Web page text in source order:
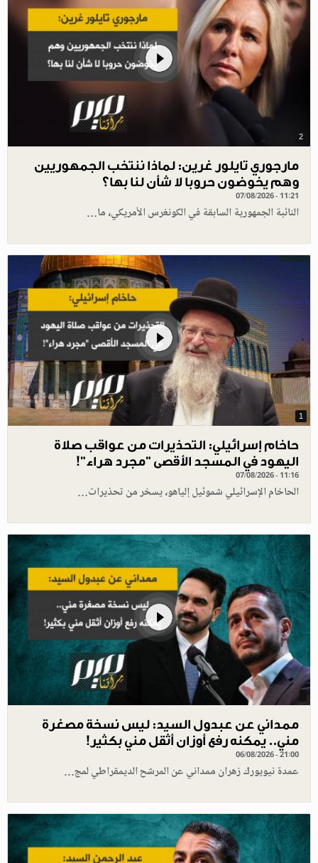
2
مارجوري تايلور غرين: لماذا ننتخب الجمهوريين
وهم يخوضون حروبا لا شأن لنا بها؟
07/08/2026 - 11:21
النائبة الجمهورية السابقة في الكونغرس الأمريكي، ما…
1
حاخام إسرائيلي: التحذيرات من عواقب صلاة
اليهود في المسجد الأقصى "مجرد هراء"!
07/08/2026 - 11:16
الحاخام الإسرائيلي شموئيل إلياهو، يسخر من تحذيرات…
ممداني عن عبدول السيد: ليس نسخة مصغرة
مني.. يمكنه رفع أوزان أثقل مني بكثير!
06/08/2026 - 21:00
عمدة نيويورك زهران ممداني عن المرشح الديمقراطي لمج…